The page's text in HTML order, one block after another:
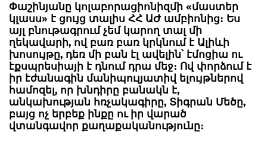
Փաշինյանը կոլաբորացիոնիզմի «մաստեր
կլասս» է ցույց տալիս ՀՀ ԱԺ ամբիոնից։ Ես
այլ բնութագրում չեմ կարող տալ մի
ղեկավարի, ով բառ բառ կրկնում է Ալիևի
խոսույթը, դեռ մի բան էլ ավելին՝ էմոցիա ու
էքսպրեսիայի է դնում դրա մեջ։ Ով փորձում է
իր էժանագին մանիպուլյատիվ ելույթներով
համոզել, որ խնդիրը բանակն է,
անկախության հռչակագիրը, Տիգրան Մեծը,
բայց ոչ երբեք ինքը ու իր վարած
վտանգավոր քաղաքականությունը։